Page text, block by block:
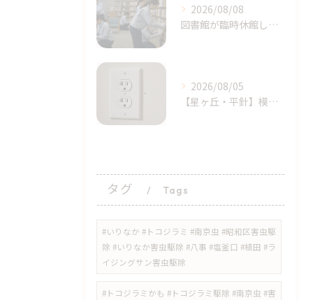
2026/08/08
図書館が臨時休館したトコジラミ問題とは？家庭でも注意｜天白区塩釜口
2026/08/05
【星ヶ丘・平針】模様替えで気付いた…コンセントの「消えない黒い点」｜トコジラミのサインかもしれません
タグ Tags
#いりなか #トコジラミ #南京虫 #昭和区害虫駆
除 #いりなか害虫駆除 #八事 #塩釜口 #植田 #ラ
イジングサン害虫駆除
​#トコジラミかも #トコジラミ駆除 #南京虫 #害